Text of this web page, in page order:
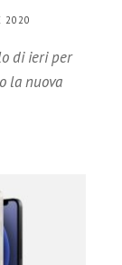
2020
di ieri per
la nuova